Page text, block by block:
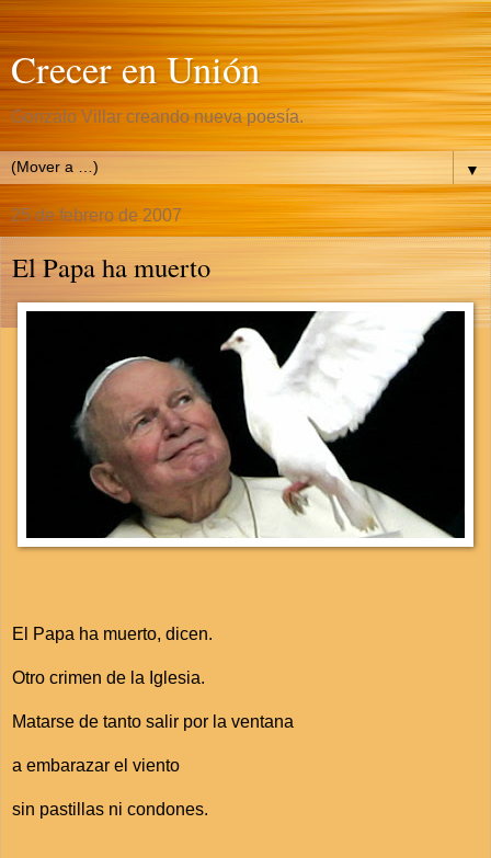
Crecer en Unión
Gonzalo Villar creando nueva poesía.
▼
25 de febrero de 2007
El Papa ha muerto
El Papa ha muerto, dicen.
Otro crimen de la Iglesia.
Matarse de tanto salir por la ventana
a embarazar el viento
sin pastillas ni condones.